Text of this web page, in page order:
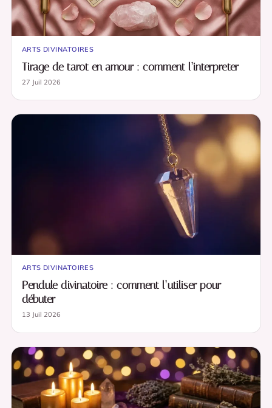
ARTS DIVINATOIRES
Tirage de tarot en amour : comment l’interpreter
27 Juil 2026
ARTS DIVINATOIRES
Pendule divinatoire : comment l’utiliser pour
débuter
13 Juil 2026